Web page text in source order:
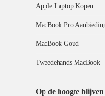
Apple Laptop Kopen
MacBook Pro
MacBook Goud
Tweedehands MacBook
Op de hoogte blijven